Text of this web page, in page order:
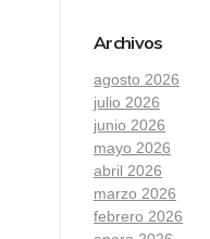
Archivos
agosto 2026
julio 2026
junio 2026
mayo 2026
abril 2026
marzo 2026
febrero 2026